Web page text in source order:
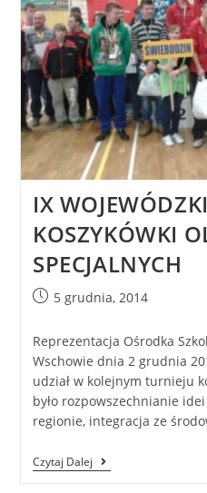
IX
KOSZYKÓWKI
SPECJALNYCH
5 grudnia, 2014
Reprezentacja Ośrodka
Wschowie dnia 2 grudnia
udział w kolejnym turnieju
było rozpowszechnianie
regionie, integracja ze
Czytaj Dalej